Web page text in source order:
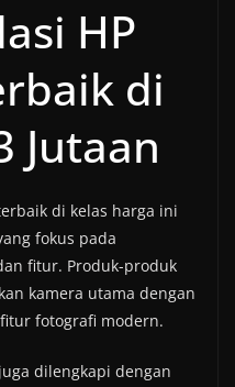
HP
di
Jutaan
di kelas harga ini
fokus pada
fitur. Produk-produk
kamera utama dengan
fotografi modern.
dilengkapi dengan